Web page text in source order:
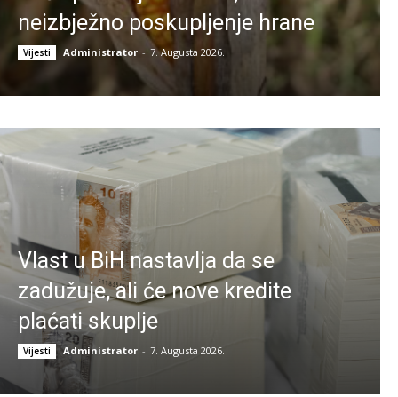
neizbježno poskupljenje hrane
Vijesti Administrator - 7. Augusta 2026.
Vlast u BiH nastavlja da se
zadužuje, ali će nove kredite
plaćati skuplje
Vijesti Administrator - 7. Augusta 2026.